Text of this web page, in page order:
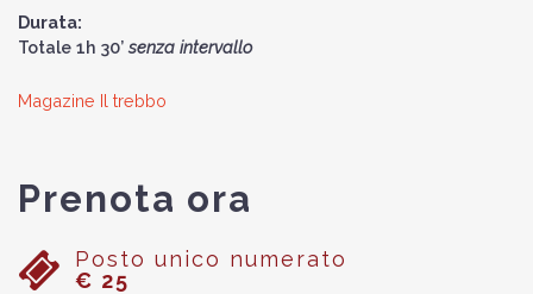
Durata:
Totale 1h 30’senza intervallo
Magazine Il trebbo
Prenota ora
Posto unico numerato
€ 25